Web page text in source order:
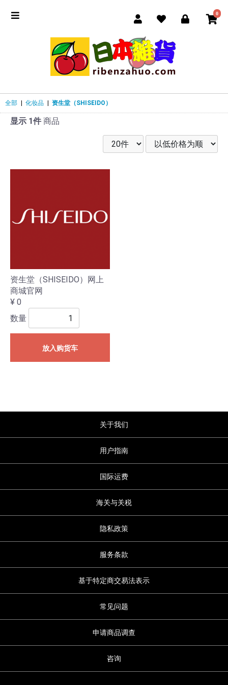
0
全部 化妆品 资生堂（SHISEIDO）
显示 1件 商品
资生堂（SHISEIDO）网上
商城官网
¥ 0
数量
放入购货车
关于我们
用户指南
国际运费
海关与关税
隐私政策
服务条款
基于特定商交易法表示
常见问题
申请商品调查
咨询